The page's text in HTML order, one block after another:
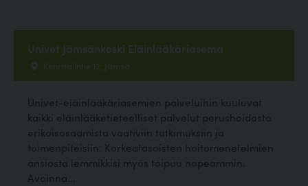
Univet Jämsänkoski Eläinlääkäriasema
Kenraalintie 12, Jämsä
Univet-eläinlääkäriasemien palveluihin kuuluvat
kaikki eläinlääketieteelliset palvelut perushoidosta
erikoisosaamista vaativiin tutkimuksiin ja
toimenpiteisiin. Korkeatasoisten hoitomenetelmien
ansiosta lemmikkisi myös toipuu nopeammin.
Avoinna...